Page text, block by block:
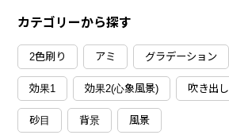
カテゴリーから探す
2色刷り アミ グラデーション
効果1 効果2(心象風景) 吹き出し
砂目 背景 風景